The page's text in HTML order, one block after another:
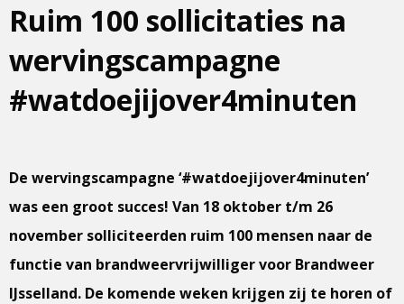
Ruim 100 sollicitaties na
wervingscampagne
#watdoejijover4minuten
De wervingscampagne ‘#watdoejijover4minuten’
was een groot succes! Van 18 oktober t/m 26
november solliciteerden ruim 100 mensen naar de
functie van brandweervrijwilliger voor Brandweer
IJsselland. De komende weken krijgen zij te horen of